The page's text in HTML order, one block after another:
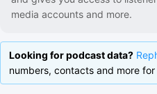
media accounts and more.
Looking for podcast data?
numbers, contacts and more